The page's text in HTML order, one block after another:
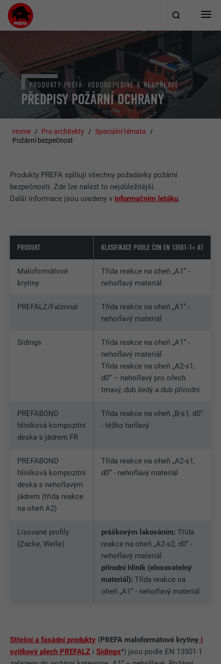
PŘEDPISY POŽÁRNÍ OCHRANY
PRODUKTY PREFA: VODOODPUDIVÉ A NEHOŘLAVÉ
Home Pro architekty
Speciální témata
Požární bezpečnost
Produkty PREFA splňují všechny požadavky požární
bezpečnosti. Zde lze nalézt to nejdůležitější.
Další informace jsou uvedeny v informačním letáku.
PRODUKT KLASIFIKACE PODLE ČSN EN 13501-1+ A1
Maloformátové
krytiny
Třída reakce na oheň „A1“ -
nehořlavý materiál
PREFALZ/Falzonal
Třída reakce na oheň „A1“ -
nehořlavý materiál
Sidings
Třída reakce na oheň „A1“ -
nehořlavý materiál
Třída reakce na oheň „A2-s1,
d0“ – nehořlavý pro ořech
tmavý, dub šedý a dub přírodní
PREFABOND
hliníková kompozitní
deska s jádrem FR
Třída reakce na oheň „B-s1, d0“
- těžko hořlavý
PREFABOND
hliníková kompozitní
deska s nehořlavým
jádrem (třída reakce
na oheň A2)
Třída reakce na oheň „A2-s1,
d0“ - nehořlavý materiál
Lisované profily
(Zacke, Welle)
práškovým lakováním:Třída
reakce na oheň „A2-s2, d0“ -
nehořlavý materiál
přírodní hliník (eloxovatelný
materiál):Třída reakce na
oheň „A1“ - nehořlavý materiál
Střešní a fasádní produkty (PREFA maloformátové krytiny i
svitkový plech PREFALZ iSidings*) jsou podle EN 13501-1